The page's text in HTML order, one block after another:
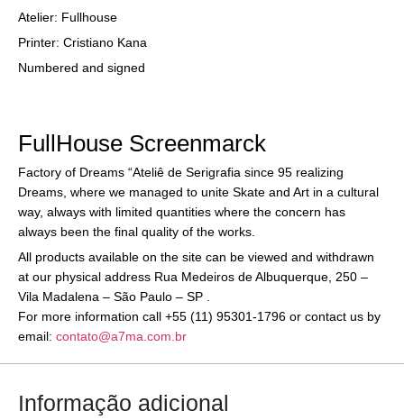
Atelier: Fullhouse
Printer: Cristiano Kana
Numbered and signed
FullHouse Screenmarck
Factory of Dreams “Ateliê de Serigrafia since 95 realizing
Dreams, where we managed to unite Skate and Art in a cultural
way, always with limited quantities where the concern has
always been the final quality of the works.
All products available on the site can be viewed and withdrawn
at our physical address Rua Medeiros de Albuquerque, 250 –
Vila Madalena – São Paulo – SP .
For more information call +55 (11) 95301-1796 or contact us by
email: contato@a7ma.com.br
Informação adicional